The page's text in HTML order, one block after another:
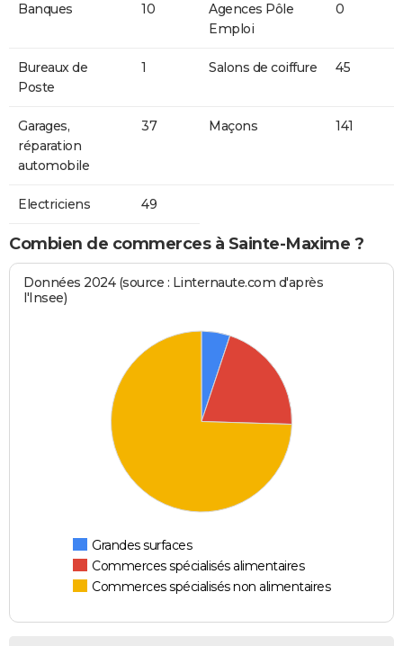
Banques 10
Agences Pôle
Emploi
0
Bureaux de
Poste
1 Salons de coiffure 45
Garages,
réparation
automobile
37 Maçons 141
Electriciens 49
Combien de commerces à Sainte-Maxime ?
Données 2024 (source : Linternaute.com d'après
l'Insee)
Grandes surfaces
Commerces spécialisés alimentaires
Commerces spécialisés non alimentaires